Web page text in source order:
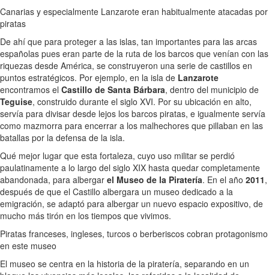
Canarias y especialmente Lanzarote eran habitualmente atacadas por
piratas
De ahí que para proteger a las islas, tan importantes para las arcas
españolas pues eran parte de la ruta de los barcos que venían con las
riquezas desde América, se construyeron una serie de castillos en
puntos estratégicos. Por ejemplo, en la isla de Lanzarote
encontramos el Castillo de Santa Bárbara, dentro del municipio de
Teguise, construido durante el siglo XVI. Por su ubicación en alto,
servía para divisar desde lejos los barcos piratas, e igualmente servía
como mazmorra para encerrar a los malhechores que pillaban en las
batallas por la defensa de la isla.
Qué mejor lugar que esta fortaleza, cuyo uso militar se perdió
paulatinamente a lo largo del siglo XIX hasta quedar completamente
abandonada, para albergar el Museo de la Piratería. En el año 2011,
después de que el Castillo albergara un museo dedicado a la
emigración, se adaptó para albergar un nuevo espacio expositivo, de
mucho más tirón en los tiempos que vivimos.
Piratas franceses, ingleses, turcos o berberiscos cobran protagonismo
en este museo
El museo se centra en la historia de la piratería, separando en un